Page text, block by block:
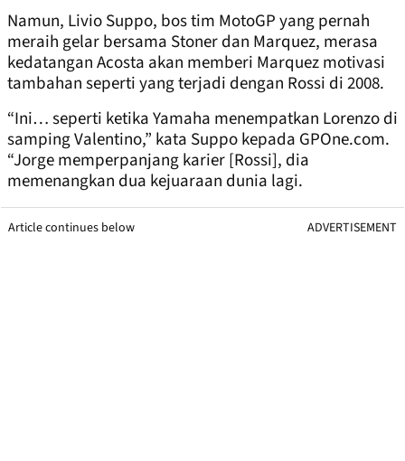
Namun, Livio Suppo, bos tim MotoGP yang pernah
meraih gelar bersama Stoner dan Marquez, merasa
kedatangan Acosta akan memberi Marquez motivasi
tambahan seperti yang terjadi dengan Rossi di 2008.
“Ini… seperti ketika Yamaha menempatkan Lorenzo di
samping Valentino,” kata Suppo kepada GPOne.com.
“Jorge memperpanjang karier [Rossi], dia
memenangkan dua kejuaraan dunia lagi.
Article continues below ADVERTISEMENT